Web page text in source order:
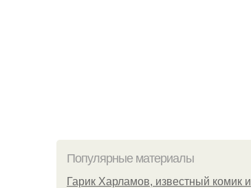
Популярные материалы
Гарик Харламов, известный комик и